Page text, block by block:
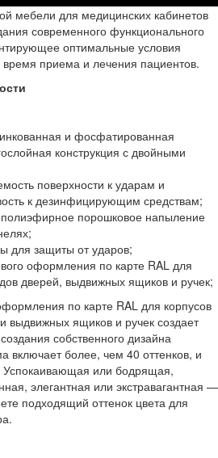
мебели для медицинских кабинетов
современного функционального
оптимальные условия
приема и лечения пациентов.
и фосфатированная
конструкция с двойными
поверхности к ударам и
к дезинфицирующим средствам;
полиэфирное порошковое напыление
для защиты от ударов;
оформления по карте RAL для
дверей, выдвижных ящиков и ручек;
по карте RAL для корпусов
выдвижных ящиков и ручек создает
собственного дизайна
включает более, чем 40 оттенков, и
Успокаивающая или бодрящая,
элегантная или экстравагантная —
подходящий оттенок цвета для